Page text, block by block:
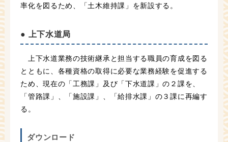
率化を図るため、「土木維持課」を新設する。
● 上下水道局
上下水道業務の技術継承と担当する職員の育成を図る
とともに、各種資格の取得に必要な業務経験を促進する
ため、現在の「工務課」及び「下水道課」の２課を、
「管路課」、「施設課」、「給排水課」の３課に再編す
る。
ダウンロード